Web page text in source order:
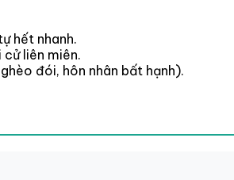
hết nhanh.
liên miên.
đói, hôn nhân bất hạnh).